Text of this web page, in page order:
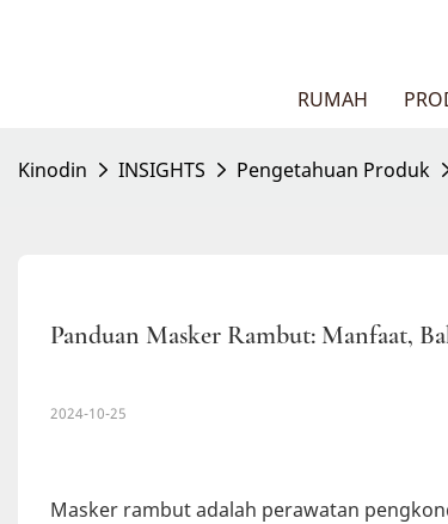
RUMAH
Kinodin INSIGHTS Pengetahuan Produk
Panduan Masker Rambut: Manfaat,
2024-10-25
Masker rambut adalah perawatan